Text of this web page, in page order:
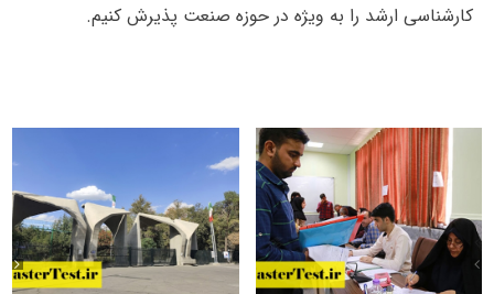
کارشناسی ارشد را به ویژه در حوزه صنعت پذیرش کنیم.